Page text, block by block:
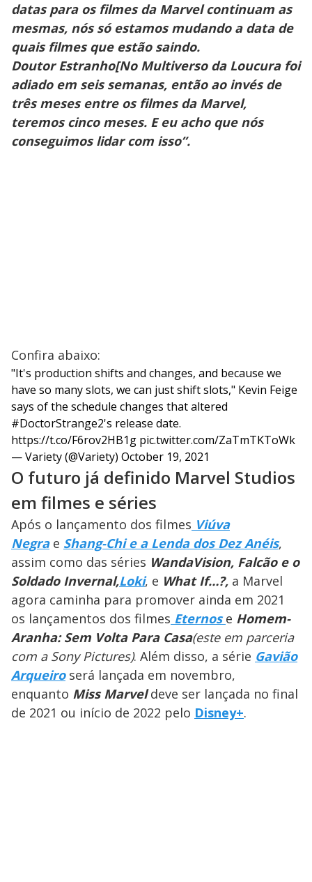
datas para os filmes da Marvel continuam as
mesmas, nós só estamos mudando a data de
quais filmes que estão saindo.
Doutor Estranho[No Multiverso da Loucura foi
adiado em seis semanas, então ao invés de
três meses entre os filmes da Marvel,
teremos cinco meses. E eu acho que nós
conseguimos lidar com isso”.
Confira abaixo:
"It's production shifts and changes, and because we
have so many slots, we can just shift slots," Kevin Feige
says of the schedule changes that altered
#DoctorStrange2's release date.
https://t.co/F6rov2HB1g pic.twitter.com/ZaTmTKToWk
— Variety (@Variety) October 19, 2021
O futuro já definido Marvel Studios
em filmes e séries
Após o lançamento dos filmes Viúva
Negrae Shang-Chi e a Lenda dos Dez Anéis,
assim como das séries WandaVision, Falcão e o
Soldado Invernal,Loki, e What If…?, a Marvel
agora caminha para promover ainda em 2021
os lançamentos dos filmes Eternose Homem-
Aranha: Sem Volta Para Casa(este em parceria
com a Sony Pictures). Além disso, a série Gavião
Arqueiroserá lançada em novembro,
enquanto Miss Marveldeve ser lançada no final
de 2021 ou início de 2022 pelo Disney+.